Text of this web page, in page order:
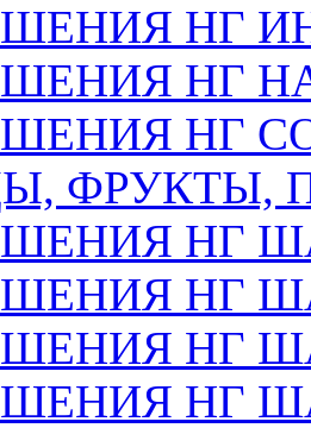
НГ
НГ
НГ
ФРУКТЫ,
НГ
НГ
НГ
НГ